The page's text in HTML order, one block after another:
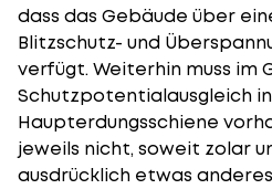
dass das Gebäude über
Blitzschutz- und
verfügt. Weiterhin muss im
Schutzpotentialausgleich
Haupterdungsschiene
jeweils nicht, soweit zolar
ausdrücklich etwas